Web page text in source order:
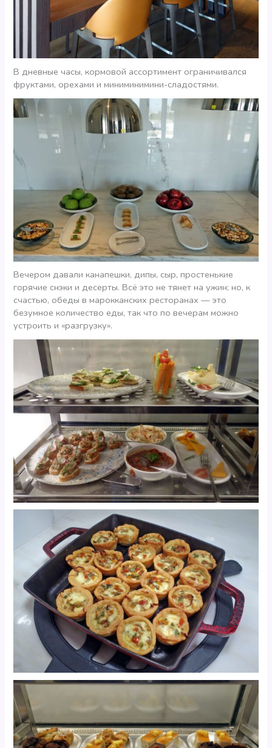
В дневные часы, кормовой ассортимент ограничивался
фруктами, орехами и миниминимини-сладостями.
Вечером давали канапешки, дипы, сыр, простенькие
горячие снэки и десерты. Всё это не тянет на ужин; но, к
счастью, обеды в марокканских ресторанах — это
безумное количество еды, так что по вечерам можно
устроить и «разгрузку».